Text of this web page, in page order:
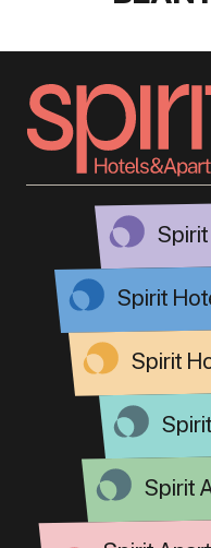
Spirit
Spirit
Spirit